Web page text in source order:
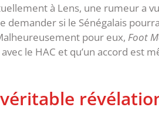
à Lens, une rumeur a
demander si le Sénégalais
pour eux, Foot
le HAC et qu’un accord est